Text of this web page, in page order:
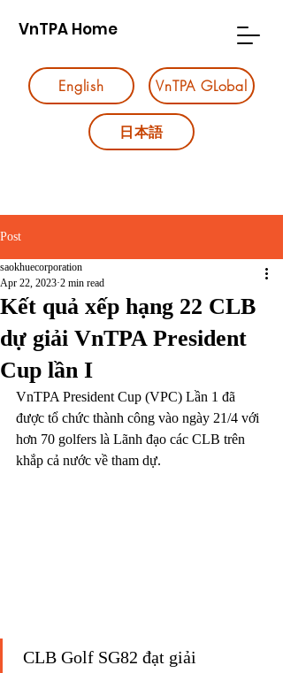
VnTPA Home
English VnTPA GLobal
日本語
Post
Kết quả xếp hạng 22 CLB
dự giải VnTPA President
Cup lần I
saokhuecorporation
Apr 22, 2023 2 min read
VnTPA President Cup (VPC) Lần 1 đã
được tổ chức thành công vào ngày 21/4 với
hơn 70 golfers là Lãnh đạo các CLB trên
khắp cả nước về tham dự.